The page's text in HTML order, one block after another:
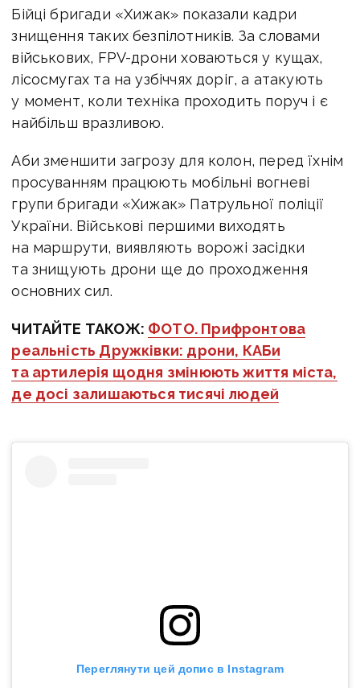
Бійці бригади «Хижак» показали кадри
знищення таких безпілотників. За словами
військових, FPV-дрони ховаються у кущах,
лісосмугах та на узбіччях доріг, а атакують
у момент, коли техніка проходить поруч і є
найбільш вразливою.
Аби зменшити загрозу для колон, перед їхнім
просуванням працюють мобільні вогневі
групи бригади «Хижак» Патрульної поліції
України. Військові першими виходять
на маршрути, виявляють ворожі засідки
та знищують дрони ще до проходження
основних сил.
ЧИТАЙТЕ ТАКОЖ: ФОТО. Прифронтова
реальність Дружківки: дрони, КАБи
та артилерія щодня змінюють життя міста,
де досі залишаються тисячі людей
Переглянути цей допис в Instagram